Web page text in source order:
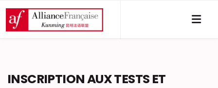
INSCRIPTION AUX TESTS ET